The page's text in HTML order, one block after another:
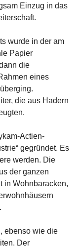
Einzug in das
wurde in der am
Papier
die
eines
die aus Hadern
Actien-
gegründet. Es
werden. Die
der ganzen
in Wohnbaracken,
ebenso wie die
Der